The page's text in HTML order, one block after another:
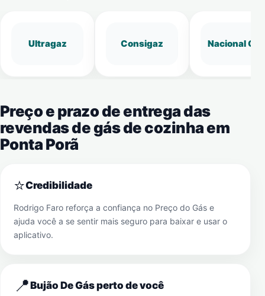
Ultragaz Consigaz Nacional Gás
Preço e prazo de entrega das
revendas de gás de cozinha em
Ponta Porã
⭐Credibilidade
Rodrigo Faro reforça a confiança no Preço do Gás e
ajuda você a se sentir mais seguro para baixar e usar o
aplicativo.
📍Bujão De Gás perto de você